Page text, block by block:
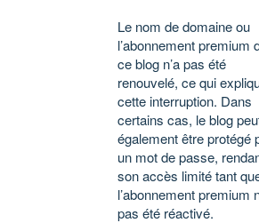
Le nom de domaine ou
l’abonnement premium
ce blog n’a pas été
renouvelé, ce qui
cette interruption. Dans
certains cas, le blog
également être protégé
un mot de passe,
son accès limité tant
l’abonnement premium
pas été réactivé.